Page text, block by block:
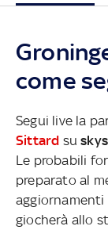
come
Segui live la
Sittard su
Le probabili
preparato al
aggiornamenti
giocherà allo